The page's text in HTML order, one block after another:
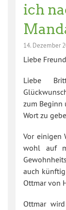
ich
14. Dezember
Liebe
Liebe
zum Beginn
Wort zu
Vor einigen
wohl auf
auch
Ottmar von
Ottmar